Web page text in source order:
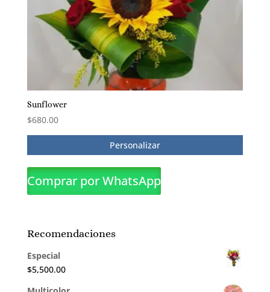
Sunflower
$680.00
Personalizar
Comprar por WhatsApp
Recomendaciones
Especial
$5,500.00